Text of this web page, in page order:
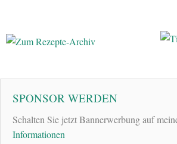
SPONSOR WERDEN
Schalten Sie jetzt Bannerwerbung auf
Informationen